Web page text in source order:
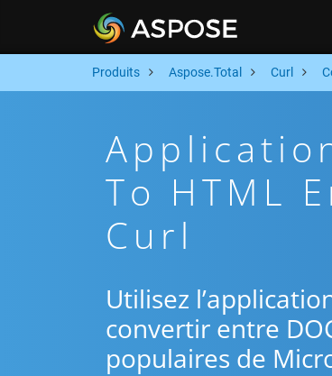
Produits Aspose.Total Curl
To HTML
Curl
Utilisez
convertir entre
populaires de